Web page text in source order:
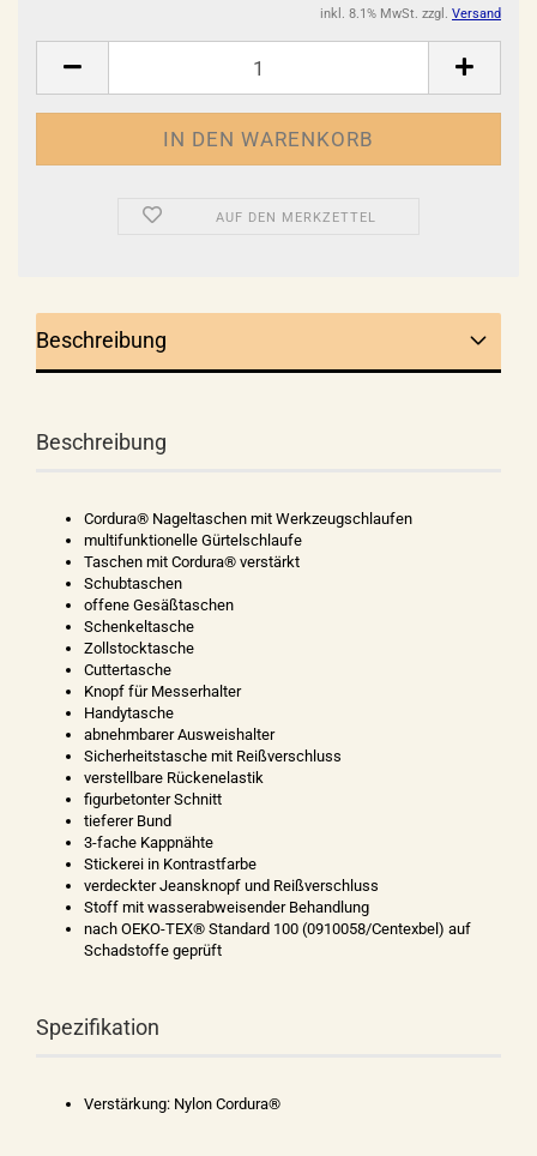
inkl. 8.1% MwSt. zzgl. Versand
AUF DEN MERKZETTEL
Beschreibung
Beschreibung
Cordura® Nageltaschen mit Werkzeugschlaufen
multifunktionelle Gürtelschlaufe
Taschen mit Cordura® verstärkt
Schubtaschen
offene Gesäßtaschen
Schenkeltasche
Zollstocktasche
Cuttertasche
Knopf für Messerhalter
Handytasche
abnehmbarer Ausweishalter
Sicherheitstasche mit Reißverschluss
verstellbare Rückenelastik
figurbetonter Schnitt
tieferer Bund
3-fache Kappnähte
Stickerei in Kontrastfarbe
verdeckter Jeansknopf und Reißverschluss
Stoff mit wasserabweisender Behandlung
nach OEKO-TEX® Standard 100 (0910058/Centexbel) auf
Schadstoffe geprüft
Spezifikation
Verstärkung: Nylon Cordura®